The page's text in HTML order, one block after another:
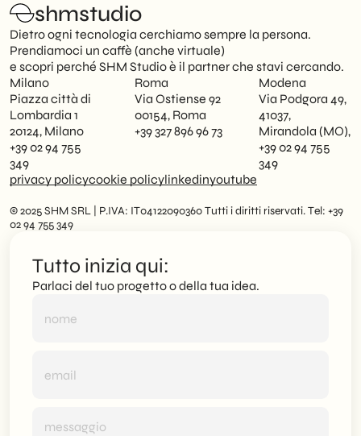
shmstudio
Dietro ogni tecnologia cerchiamo sempre la persona.
Prendiamoci un caffè (anche virtuale)
e scopri perché SHM Studio è il partner che stavi cercando.
Milano
Piazza città di
Lombardia 1
20124, Milano
+39 02 94 755
349
Roma
Via Ostiense 92
00154, Roma
+39 327 896 96 73
Modena
Via Podgora 49,
41037,
Mirandola (MO),
+39 02 94 755
349
privacy policycookie policylinkedinyoutube
© 2025 SHM SRL | P.IVA: IT04122090360 Tutti i diritti riservati. Tel: +39
02 94 755 349
Tutto inizia qui:
Parlaci del tuo progetto o della tua idea.